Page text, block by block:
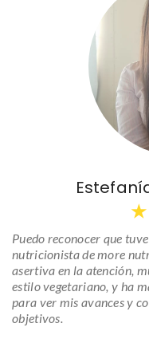
★
Puedo reconocer que
nutricionista de more
asertiva en la atención,
estilo vegetariano, y ha
para ver mis avances y
objetivos.